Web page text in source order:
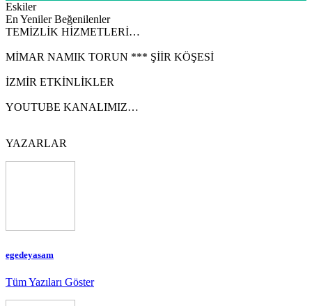
Eskiler
En Yeniler Beğenilenler
TEMİZLİK HİZMETLERİ…
MİMAR NAMIK TORUN *** ŞİİR KÖŞESİ
İZMİR ETKİNLİKLER
YOUTUBE KANALIMIZ…
YAZARLAR
egedeyasam
Tüm Yazıları Göster